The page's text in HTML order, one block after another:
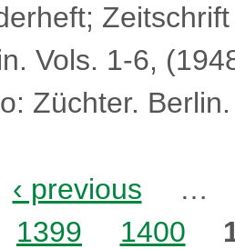
Vols. 1-6,
Züchter.
‹ previous
…
1399
1400